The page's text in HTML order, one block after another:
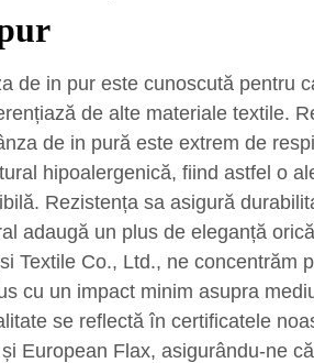
de in pur este cunoscută pentru
de alte materiale textile.
de in pură este extrem de
hipoalergenică, fiind astfel o
Rezistența sa asigură
adaugă un plus de eleganță
Textile Co., Ltd., ne concentrăm
cu un impact minim asupra
se reflectă în certificatele
European Flax, asigurându-ne